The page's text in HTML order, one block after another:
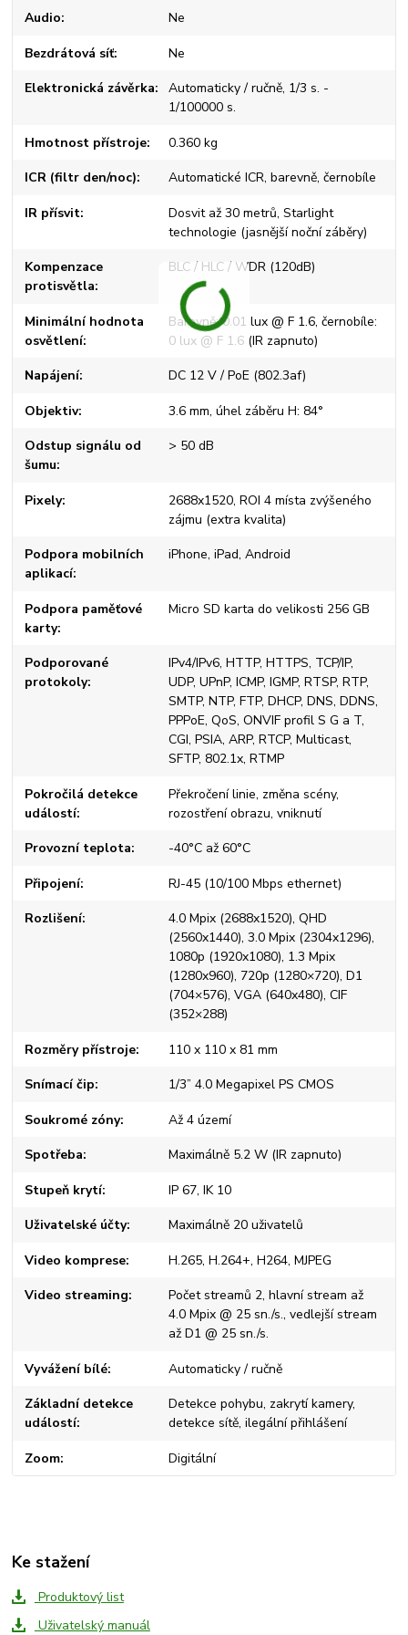
Audio Ne
Bezdrátová síť Ne
Elektronická závěrka
Automaticky / ručně, 1/3 s. -
1/100000 s.
Hmotnost přístroje 0.360 kg
ICR (filtr den/noc) Automatické ICR, barevně, černobíle
IR přísvit
Dosvit až 30 metrů, Starlight
technologie (jasnější noční záběry)
Kompenzace
protisvětla
BLC / HLC / WDR (120dB)
Minimální hodnota
osvětlení
Barevně: 0.01 lux @ F 1.6, černobíle:
0 lux @ F 1.6 (IR zapnuto)
Napájení DC 12 V / PoE (802.3af)
Objektiv 3.6 mm, úhel záběru H: 84°
Odstup signálu od
šumu
> 50 dB
Pixely
2688x1520, ROI 4 místa zvýšeného
zájmu (extra kvalita)
Podpora mobilních
aplikací
iPhone, iPad, Android
Podpora paměťové
karty
Micro SD karta do velikosti 256 GB
Podporované
protokoly
IPv4/IPv6, HTTP, HTTPS, TCP/IP,
UDP, UPnP, ICMP, IGMP, RTSP, RTP,
SMTP, NTP, FTP, DHCP, DNS, DDNS,
PPPoE, QoS, ONVIF profil S G a T,
CGI, PSIA, ARP, RTCP, Multicast,
SFTP, 802.1x, RTMP
Pokročilá detekce
událostí
Překročení linie, změna scény,
rozostření obrazu, vniknutí
Provozní teplota -40°C až 60°C
Připojení RJ-45 (10/100 Mbps ethernet)
Rozlišení
4.0 Mpix (2688x1520), QHD
(2560x1440), 3.0 Mpix (2304x1296),
1080p (1920x1080), 1.3 Mpix
(1280x960), 720p (1280×720), D1
(704×576), VGA (640x480), CIF
(352×288)
Rozměry přístroje 110 x 110 x 81 mm
Snímací čip 1/3” 4.0 Megapixel PS CMOS
Soukromé zóny Až 4 území
Spotřeba Maximálně 5.2 W (IR zapnuto)
Stupeň krytí IP 67, IK 10
Uživatelské účty Maximálně 20 uživatelů
Video komprese H.265, H.264+, H264, MJPEG
Video streaming
Počet streamů 2, hlavní stream až
4.0 Mpix @ 25 sn./s., vedlejší stream
až D1 @ 25 sn./s.
Vyvážení bílé Automaticky / ručně
Základní detekce
událostí
Detekce pohybu, zakrytí kamery,
detekce sítě, ilegální přihlášení
Zoom Digitální
Ke stažení
Produktový list
Uživatelský manuál